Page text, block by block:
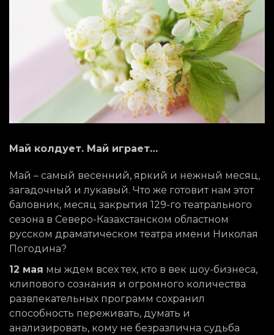
Май колдует. Май играет…
Май – самый весенний, яркий и нежный месяц,
загадочный и лукавый. Что же готовит нам этот
баловник, месяц закрытия 129-го театрального
сезона в Северо-Казахстанском областном
русском драматическом театра имени Николая
Погодина?
12 мая мы ждем всех тех, кто в век шоу-бизнеса,
клипового сознания и огромного количества
развлекательных программ сохранил
способность переживать, думать и
анализировать, кому не безразлична судьба